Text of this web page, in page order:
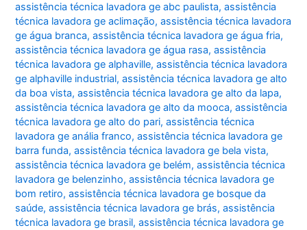
assistência técnica lavadora ge abc paulista,assistência
técnica lavadora ge aclimação,assistência técnica lavadora
ge água branca,assistência técnica lavadora ge água fria,
assistência técnica lavadora ge água rasa,assistência
técnica lavadora ge alphaville,assistência técnica lavadora
ge alphaville industrial,assistência técnica lavadora ge alto
da boa vista,assistência técnica lavadora ge alto da lapa,
assistência técnica lavadora ge alto da mooca,assistência
técnica lavadora ge alto do pari,assistência técnica
lavadora ge anália franco,assistência técnica lavadora ge
barra funda,assistência técnica lavadora ge bela vista,
assistência técnica lavadora ge belém,assistência técnica
lavadora ge belenzinho,assistência técnica lavadora ge
bom retiro,assistência técnica lavadora ge bosque da
saúde,assistência técnica lavadora ge brás,assistência
técnica lavadora ge brasil,assistência técnica lavadora ge